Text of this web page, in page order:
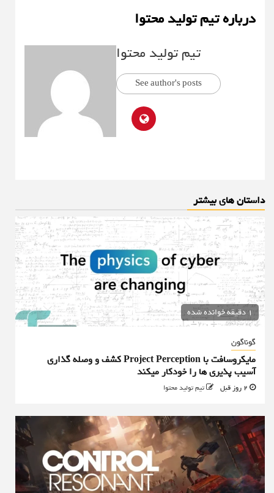
درباره تیم تولید محتوا
تیم تولید محتوا
See author's posts
داستان های بیشتر
1 دقیقه خوانده شده
گوناگون
مایکروسافت با Project Perception کشف و وصله گذاری
آسیب پذیری ها را خودکار میکند
تیم تولید محتوا